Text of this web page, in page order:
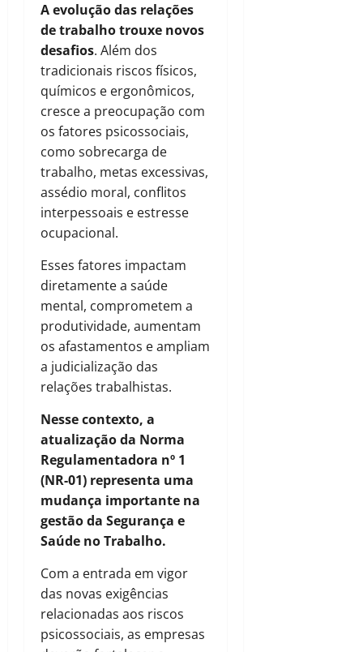
A evolução das relações
de trabalho trouxe novos
desafios. Além dos
tradicionais riscos físicos,
químicos e ergonômicos,
cresce a preocupação com
os fatores psicossociais,
como sobrecarga de
trabalho, metas excessivas,
assédio moral, conflitos
interpessoais e estresse
ocupacional.
Esses fatores impactam
diretamente a saúde
mental, comprometem a
produtividade, aumentam
os afastamentos e ampliam
a judicialização das
relações trabalhistas.
Nesse contexto, a
atualização da Norma
Regulamentadora nº 1
(NR-01) representa uma
mudança importante na
gestão da Segurança e
Saúde no Trabalho.
Com a entrada em vigor
das novas exigências
relacionadas aos riscos
psicossociais, as empresas